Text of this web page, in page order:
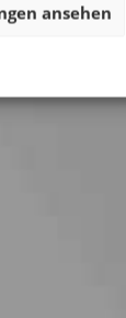
ansehen